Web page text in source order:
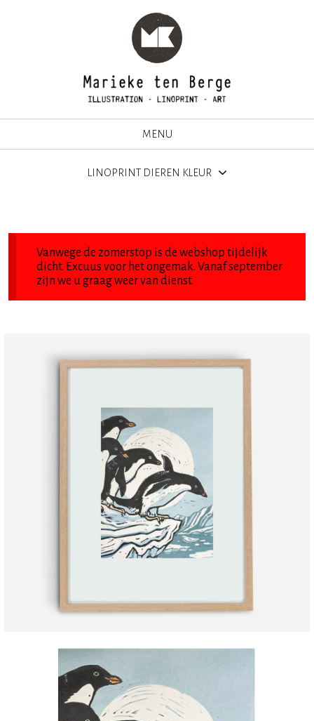
MENU
LINOPRINT DIEREN KLEUR
Vanwege de zomerstop is de webshop tijdelijk
dicht. Excuus voor het ongemak. Vanaf september
zijn we u graag weer van dienst.